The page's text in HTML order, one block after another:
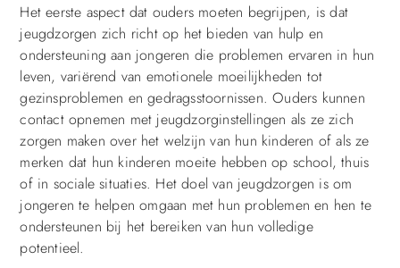
Het eerste aspect dat ouders moeten begrijpen, is dat
jeugdzorgen zich richt op het bieden van hulp en
ondersteuning aan jongeren die problemen ervaren in hun
leven, variërend van emotionele moeilijkheden tot
gezinsproblemen en gedragsstoornissen. Ouders kunnen
contact opnemen met jeugdzorginstellingen als ze zich
zorgen maken over het welzijn van hun kinderen of als ze
merken dat hun kinderen moeite hebben op school, thuis
of in sociale situaties. Het doel van jeugdzorgen is om
jongeren te helpen omgaan met hun problemen en hen te
ondersteunen bij het bereiken van hun volledige
potentieel.